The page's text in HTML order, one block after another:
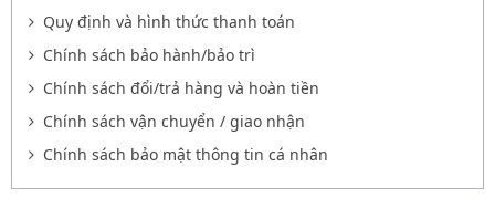
Quy định và hình thức thanh toán
Chính sách bảo hành/bảo trì
Chính sách đổi/trả hàng và hoàn tiền
Chính sách vận chuyển / giao nhận
Chính sách bảo mật thông tin cá nhân